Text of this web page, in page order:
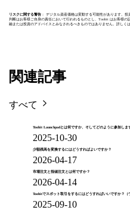
リスクに関する警告： デジタル資産価格は変動する可能性があります。
判断はお客様ご自身の責任において行われるものとし、Toobit はお客様
融または投資のアドバイスとみなされるべきものではありません。詳しくは
関連記事
すべて
Toobit Launchpadとは何ですか、そしてどのように参加しま
2025-10-30
少額残高を変換するにはどうすればよいですか？
2026-04-17
市場注文と指値注文とは何ですか？
2026-04-14
Toobitでスポット取引をするにはどうすればいいですか？（
2025-09-10